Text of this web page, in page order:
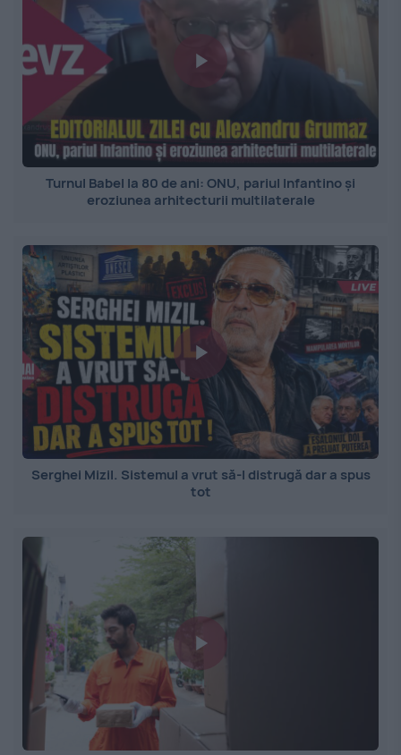
Turnul Babel la 80 de ani: ONU, pariul Infantino și
eroziunea arhitecturii multilaterale
Serghei Mizil. Sistemul a vrut să-l distrugă dar a spus
tot